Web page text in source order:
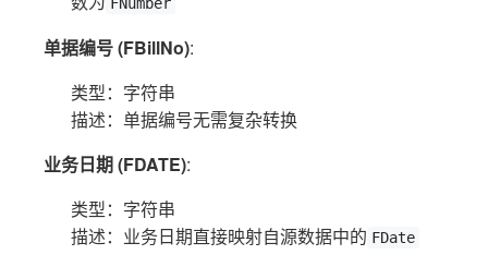
单据编号 (FBillNo):
类型：字符串
描述：单据编号无需复杂转换
业务日期 (FDATE):
类型：字符串
描述：业务日期直接映射自源数据中的 FDate